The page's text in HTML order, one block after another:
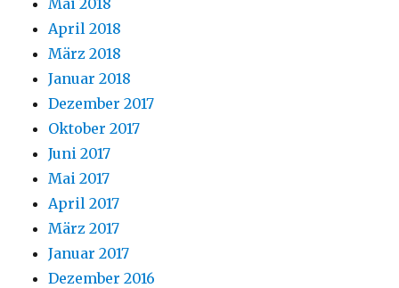
April 2018
März 2018
Januar 2018
Dezember 2017
Oktober 2017
Juni 2017
Mai 2017
April 2017
März 2017
Januar 2017
Dezember 2016